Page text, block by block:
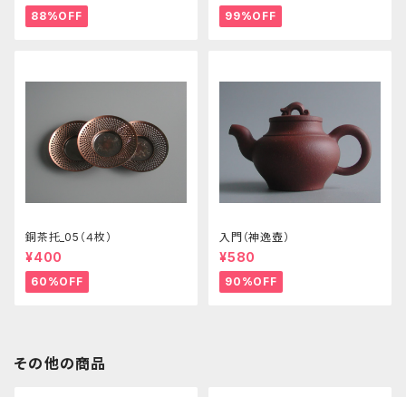
88%OFF 99%OFF
銅茶托_05（４枚）
¥400
60%OFF
入門（神逸壺）
¥580
90%OFF
その他の商品